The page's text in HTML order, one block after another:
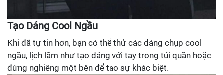
Tạo Dáng Cool Ngầu
Khi đã tự tin hơn, bạn có thể thử các dáng chụp cool
ngầu, lịch lãm như tạo dáng với tay trong túi quần hoặc
đứng nghiêng một bên để tạo sự khác biệt.